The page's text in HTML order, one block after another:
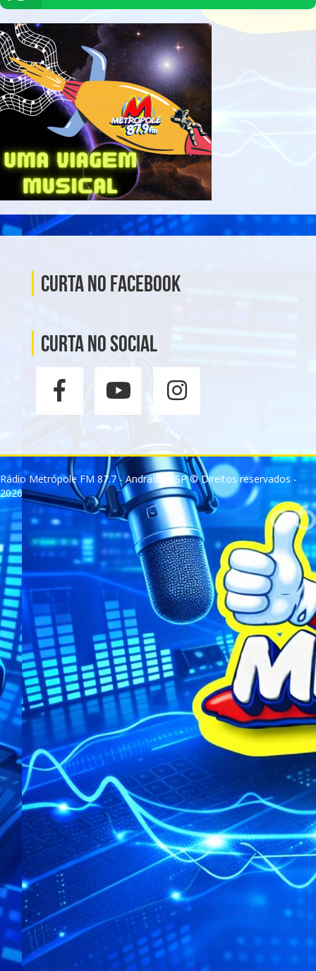
Curta no Facebook
Curta no social
Rádio Metrópole FM 87.7 - Andradina/SP © Direitos reservados -
2026